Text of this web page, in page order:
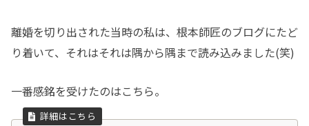
離婚を切り出された当時の私は、根本師匠のブログにたど
り着いて、それはそれは隅から隅まで読み込みました(笑)
一番感銘を受けたのはこちら。